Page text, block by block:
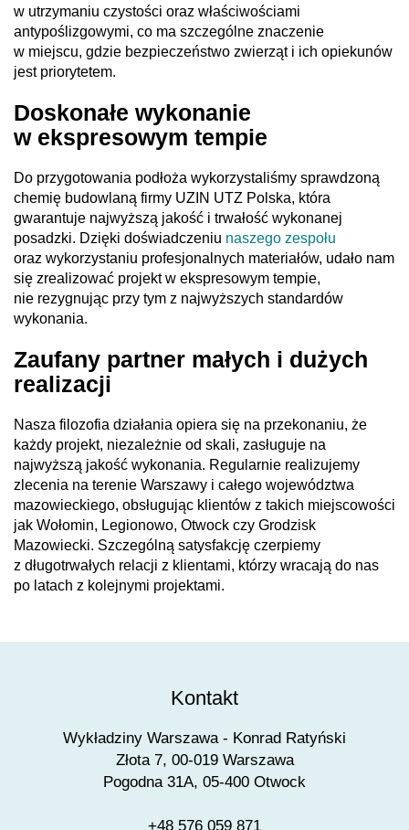
w utrzymaniu czystości oraz właściwościami
antypoślizgowymi, co ma szczególne znaczenie
w miejscu, gdzie bezpieczeństwo zwierząt i ich opiekunów
jest priorytetem.
Doskonałe wykonanie
w ekspresowym tempie
Do przygotowania podłoża wykorzystaliśmy sprawdzoną
chemię budowlaną firmy UZIN UTZ Polska, która
gwarantuje najwyższą jakość i trwałość wykonanej
posadzki. Dzięki doświadczeniu naszego zespołu
oraz wykorzystaniu profesjonalnych materiałów, udało nam
się zrealizować projekt w ekspresowym tempie,
nie rezygnując przy tym z najwyższych standardów
wykonania.
Zaufany partner małych i dużych
realizacji
Nasza filozofia działania opiera się na przekonaniu, że
każdy projekt, niezależnie od skali, zasługuje na
najwyższą jakość wykonania. Regularnie realizujemy
zlecenia na terenie Warszawy i całego województwa
mazowieckiego, obsługując klientów z takich miejscowości
jak Wołomin, Legionowo, Otwock czy Grodzisk
Mazowiecki. Szczególną satysfakcję czerpiemy
z długotrwałych relacji z klientami, którzy wracają do nas
po latach z kolejnymi projektami.
Kontakt
Wykładziny Warszawa - Konrad Ratyński
Złota 7, 00-019 Warszawa
Pogodna 31A, 05-400 Otwock
+48 576 059 871